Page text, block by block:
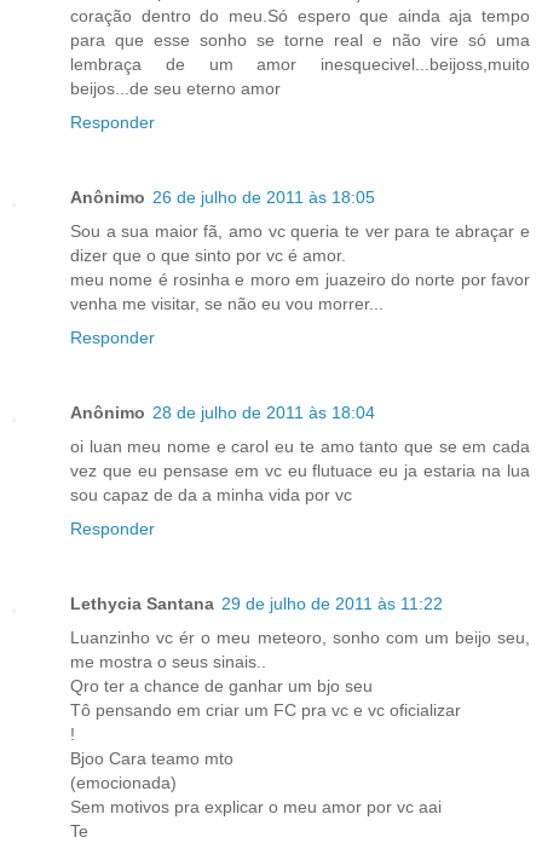
coração dentro do meu.Só espero que ainda aja tempo
para que esse sonho se torne real e não vire só uma
lembraça de um amor inesquecivel...beijoss,muito
beijos...de seu eterno amor
Responder
Anônimo 26 de julho de 2011 às 18:05
Sou a sua maior fã, amo vc queria te ver para te abraçar e
dizer que o que sinto por vc é amor.
meu nome é rosinha e moro em juazeiro do norte por favor
venha me visitar, se não eu vou morrer...
Responder
Anônimo 28 de julho de 2011 às 18:04
oi luan meu nome e carol eu te amo tanto que se em cada
vez que eu pensase em vc eu flutuace eu ja estaria na lua
sou capaz de da a minha vida por vc
Responder
Lethycia Santana 29 de julho de 2011 às 11:22
Luanzinho vc ér o meu meteoro, sonho com um beijo seu,
me mostra o seus sinais..
Qro ter a chance de ganhar um bjo seu
Tô pensando em criar um FC pra vc e vc oficializar
!
Bjoo Cara teamo mto
(emocionada)
Sem motivos pra explicar o meu amor por vc aai
Te